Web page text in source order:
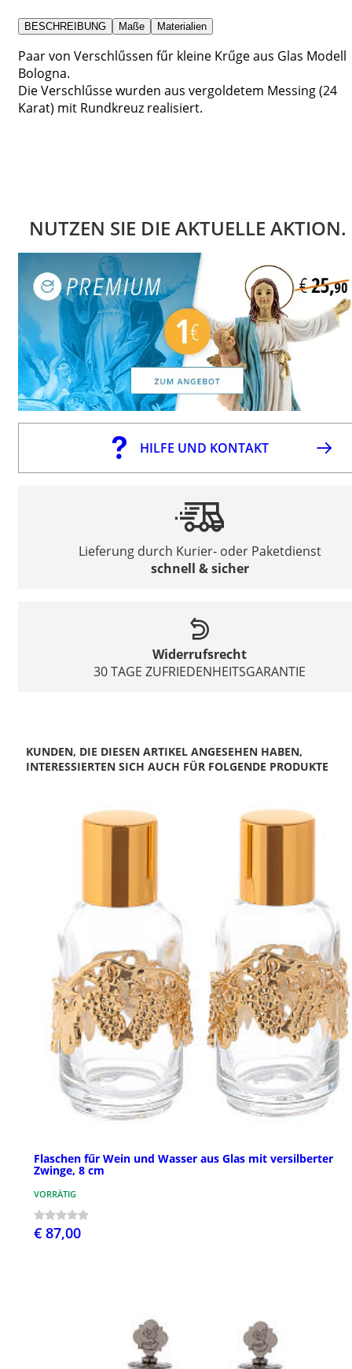
BESCHREIBUNG Maße Materialien
Paar von Verschlűssen fűr kleine Krűge aus Glas Modell
Bologna.
Die Verschlűsse wurden aus vergoldetem Messing (24
Karat) mit Rundkreuz realisiert.
NUTZEN SIE DIE AKTUELLE AKTION.
HILFE UND KONTAKT
Lieferung durch Kurier- oder Paketdienst
schnell & sicher
Widerrufsrecht
30 TAGE ZUFRIEDENHEITSGARANTIE
KUNDEN, DIE DIESEN ARTIKEL ANGESEHEN HABEN,
INTERESSIERTEN SICH AUCH FÜR FOLGENDE PRODUKTE
Flaschen fűr Wein und Wasser aus Glas mit versilberter
Zwinge, 8 cm
VORRÄTIG
€ 87,00